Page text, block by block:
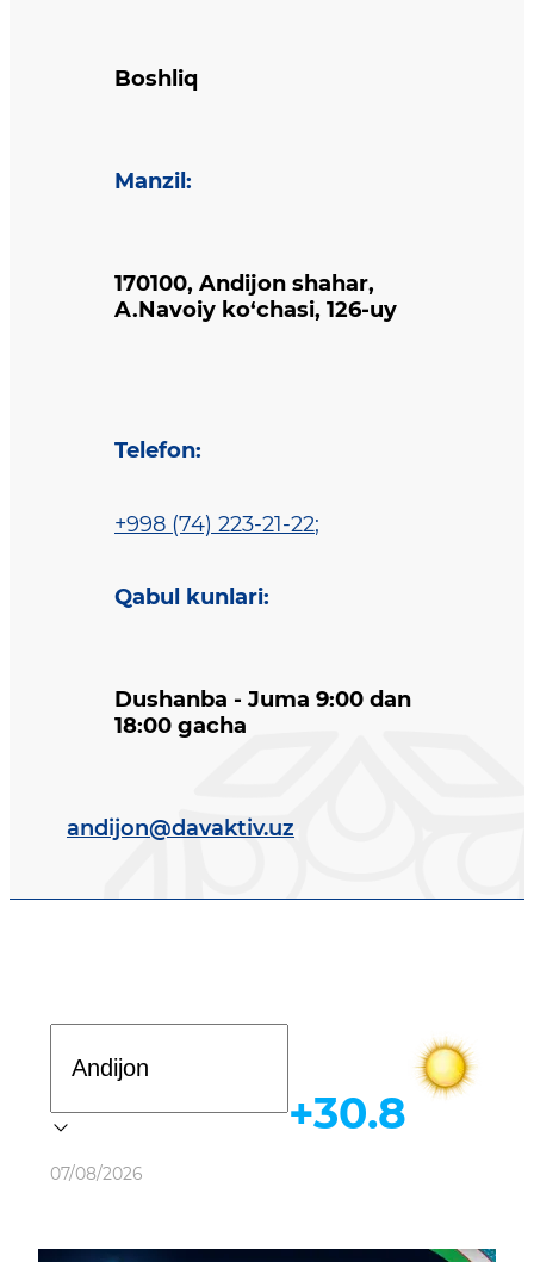
Boshliq
Manzil :
170100, Andijon shahar,
A.Navoiy ko‘chasi, 126-uy
Telefon:
+998 (74) 223-21-22;
Qabul kunlari:
Dushanba - Juma 9:00 dan
18:00 gacha
andijon@davaktiv.uz
Ob-havo
07/08/2026
+30.8